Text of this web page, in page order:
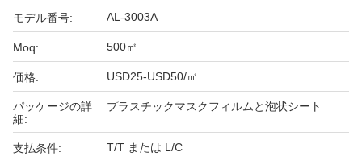
モデル番号: AL-3003A
Moq: 500㎡
価格: USD25-USD50/㎡
パッケージの詳
細:
プラスチックマスクフィルムと泡状シート
支払条件: T/T または L/C